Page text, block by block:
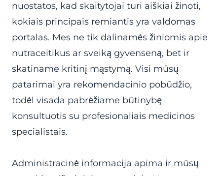
nuostatos, kad skaitytojai turi aiškiai žinoti,
kokiais principais remiantis yra valdomas
portalas. Mes ne tik dalinamės žiniomis apie
nutraceitikus ar sveiką gyvenseną, bet ir
skatiname kritinį mąstymą. Visi mūsų
patarimai yra rekomendacinio pobūdžio,
todėl visada pabrėžiame būtinybę
konsultuotis su profesionaliais medicinos
specialistais.
Administracinė informacija apima ir mūsų